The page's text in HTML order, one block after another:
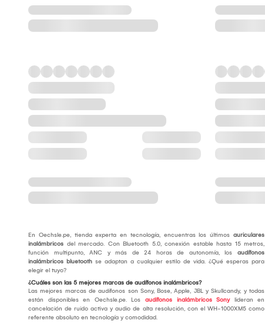
En Oechsle.pe, tienda experta en tecnología, encuentras los últimos auriculares
inalámbricos del mercado. Con Bluetooth 5.0, conexión estable hasta 15 metros,
función multipunto, ANC y más de 24 horas de autonomía, los audífonos
inalámbricos bluetooth se adaptan a cualquier estilo de vida. ¿Qué esperas para
elegir el tuyo?
¿Cuáles son las 5 mejores marcas de audífonos inalámbricos?
Las mejores marcas de audífonos son Sony, Bose, Apple, JBL y Skullcandy, y todas
están disponibles en Oechsle.pe. Los audífonos inalámbricos Sonylideran en
cancelación de ruido activa y audio de alta resolución, con el WH-1000XM5 como
referente absoluto en tecnología y comodidad.